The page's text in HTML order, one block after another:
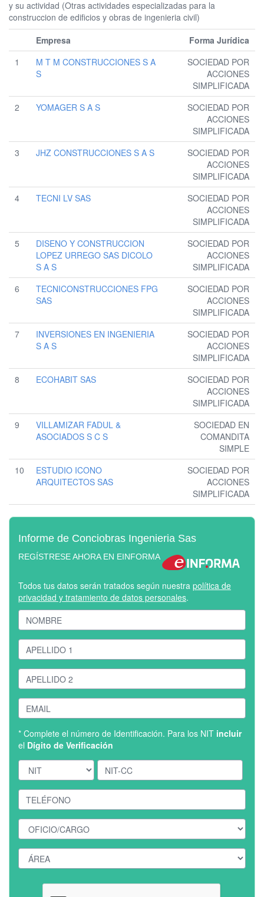
y su actividad (Otras actividades especializadas para la
construccion de edificios y obras de ingenieria civil)
Empresa
Forma Jurídica
1
M T M CONSTRUCCIONES S A
S
SOCIEDAD POR
ACCIONES
SIMPLIFICADA
2
YOMAGER S A S
SOCIEDAD POR
ACCIONES
SIMPLIFICADA
3
JHZ CONSTRUCCIONES S A S
SOCIEDAD POR
ACCIONES
SIMPLIFICADA
4
TECNI LV SAS
SOCIEDAD POR
ACCIONES
SIMPLIFICADA
5
DISENO Y CONSTRUCCION
LOPEZ URREGO SAS DICOLO
S A S
SOCIEDAD POR
ACCIONES
SIMPLIFICADA
6
TECNICONSTRUCCIONES FPG
SAS
SOCIEDAD POR
ACCIONES
SIMPLIFICADA
7
INVERSIONES EN INGENIERIA
S A S
SOCIEDAD POR
ACCIONES
SIMPLIFICADA
8
ECOHABIT SAS
SOCIEDAD POR
ACCIONES
SIMPLIFICADA
9
VILLAMIZAR FADUL &
ASOCIADOS S C S
SOCIEDAD EN
COMANDITA
SIMPLE
10
ESTUDIO ICONO
ARQUITECTOS SAS
SOCIEDAD POR
ACCIONES
SIMPLIFICADA
Informe de Conciobras Ingenieria Sas
REGÍSTRESE AHORA EN EINFORMA
Todos tus datos serán tratados según nuestra política de
privacidad y tratamiento de datos personales.
* Complete el número de Identificación. Para los NIT incluir
el Dígito de Verificación